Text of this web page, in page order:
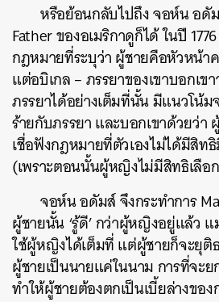
หรือย้อนกลับไปถึง จอห์น อดั
Father ของอเมริกาดูก็ได้ ในปี
กฎหมายที่ระบุว่า ผู้ชายคือหัวหน้า
แต่อบิเกล – ภรรยาของเขาบอกเ
ภรรยาได้อย่างเต็มที่นั้น มีแนวโน้ม
ร้ายกับภรรยา และบอกเขาด้วยว่
เชื่อฟังกฎหมายที่ตัวเองไม่ได้มีสิท
(เพราะตอนนั้นผู้หญิงไม่มีสิทธิเลือ
จอห์น อดัมส์ จึงกระทำการ
ผู้ชายนั้น ‘รู้ดี’ กว่าผู้หญิงอยู่แล้ว
ใช้ผู้หญิงได้เต็มที่ แต่ผู้ชายก็จะยุติ
ผู้ชายเป็นนายแค่ในนาม การที่จะ
ทำให้ผู้ชายต้องตกเป็นเบี้ยล่างของ
ค้นหา
SHARE TWEET